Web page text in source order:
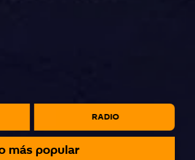
RADIO ‎ ‎ ‎ ‎ ‎ ‎ ‎ ‎ ‎ ‎
más popular